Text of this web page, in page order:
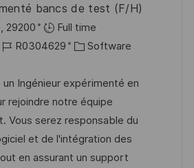
bancs de test (F/H)
29200
Full time
J
b
-
I
D
R0304629
K
t
e
g
o
r
Software
Ingénieur expérimenté en
rejoindre notre équipe
Vous serez responsable du
et de l'intégration des
en assurant un support